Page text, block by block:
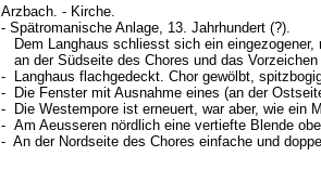
Arzbach. - Kirche.
- Spätromanische Anlage, 13. Jahrhundert (?).
Dem Langhaus schliesst sich ein
an der Südseite des Chores und das
- Langhaus flachgedeckt. Chor gewölbt,
- Die Fenster mit Ausnahme eines (an der
- Die Westempore ist erneuert, war aber, wie ein
- Am Aeusseren nördlich eine vertiefte Blende
- An der Nordseite des Chores einfache und